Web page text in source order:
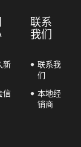
新
信
联系
我们
联系我
们
本地经
销商